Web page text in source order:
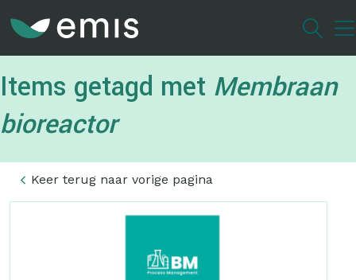
inhoud
Items getagd met Membraan
bioreactor
Keer terug naar vorige pagina